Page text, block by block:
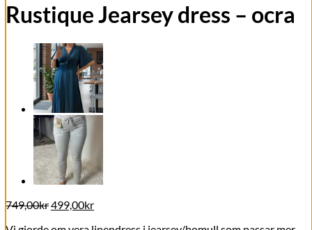
Rustique Jearsey dress – ocra
749,00krDet
499,00krDet